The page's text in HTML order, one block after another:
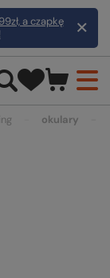
a czapkę
okulary